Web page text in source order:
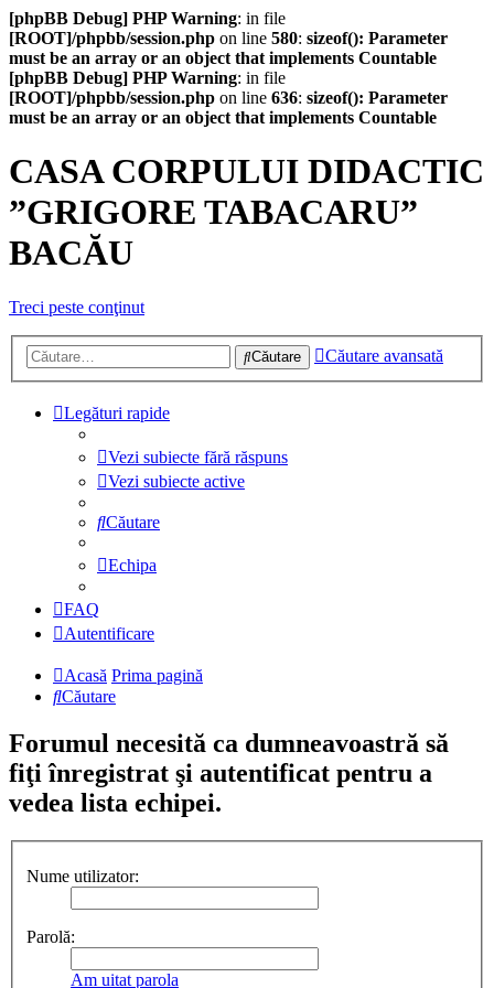
[phpBB Debug] PHP Warning: in file
[ROOT]/phpbb/session.php on line 580: sizeof(): Parameter
must be an array or an object that implements Countable
[phpBB Debug] PHP Warning: in file
[ROOT]/phpbb/session.php on line 636: sizeof(): Parameter
must be an array or an object that implements Countable
CASA CORPULUI DIDACTIC
”GRIGORE TABACARU”
BACĂU
Treci peste conţinut
Căutare Căutare avansată
Legături rapide
Vezi subiecte fără răspuns
Vezi subiecte active
Căutare
Echipa
FAQ
Autentificare
Acasă Prima pagină
Căutare
Forumul necesită ca dumneavoastră să
fiţi înregistrat şi autentificat pentru a
vedea lista echipei.
Nume utilizator:
Parolă:
Am uitat parola